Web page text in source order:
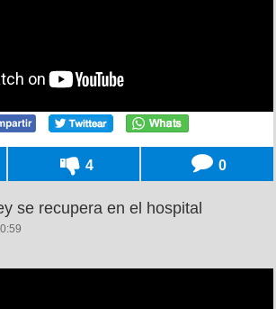
4 0
se recupera en el hospital